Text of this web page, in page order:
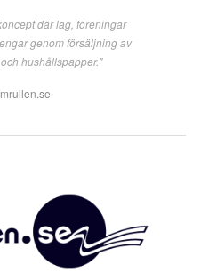
där lag, föreningar
genom försäljning av
hushållspapper."